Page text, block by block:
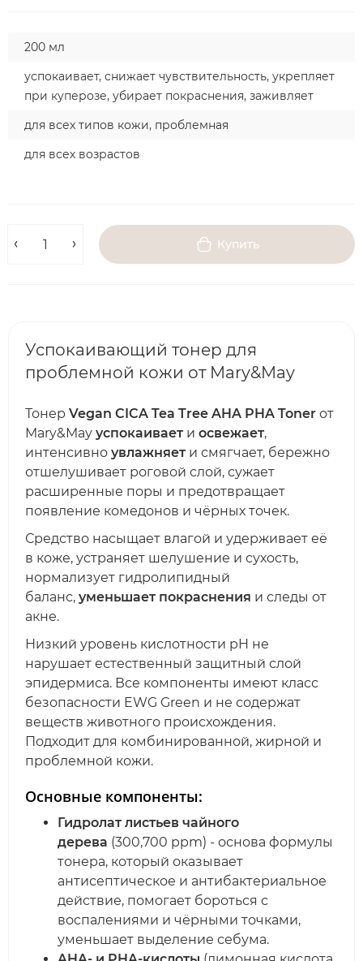
200 мл
успокаивает, снижает чувствительность, укрепляет
при куперозе, убирает покраснения, заживляет
для всех типов кожи, проблемная
для всех возрастов
Купить
Успокаивающий тонер для
проблемной кожи от Mary&May
Тонер Vegan CICA Tea Tree AHA PHA Toner от
Mary&May успокаивает и освежает,
интенсивно увлажняет и смягчает, бережно
отшелушивает роговой слой, сужает
расширенные поры и предотвращает
появление комедонов и чёрных точек.
Средство насыщает влагой и удерживает её
в коже, устраняет шелушение и сухость,
нормализует гидролипидный
баланс, уменьшает покраснения и следы от
акне.
Низкий уровень кислотности pH не
нарушает естественный защитный слой
эпидермиса. Все компоненты имеют класс
безопасности EWG Green и не содержат
веществ животного происхождения.
Подходит для комбинированной, жирной и
проблемной кожи.
Основные компоненты:
Гидролат листьев чайного
дерева (300,700 ppm) - основа формулы
тонера, который оказывает
антисептическое и антибактериальное
действие, помогает бороться с
воспалениями и чёрными точками,
уменьшает выделение себума.